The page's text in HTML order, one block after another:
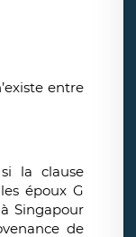
entre
la clause
époux G
Singapour
de